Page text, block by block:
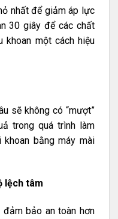
nhất để giảm áp lực
30 giây để các chất
một cách hiệu
sẽ không có “mượt”
trong quá trình làm
bằng máy mài
lệch tâm
bảo an toàn hơn